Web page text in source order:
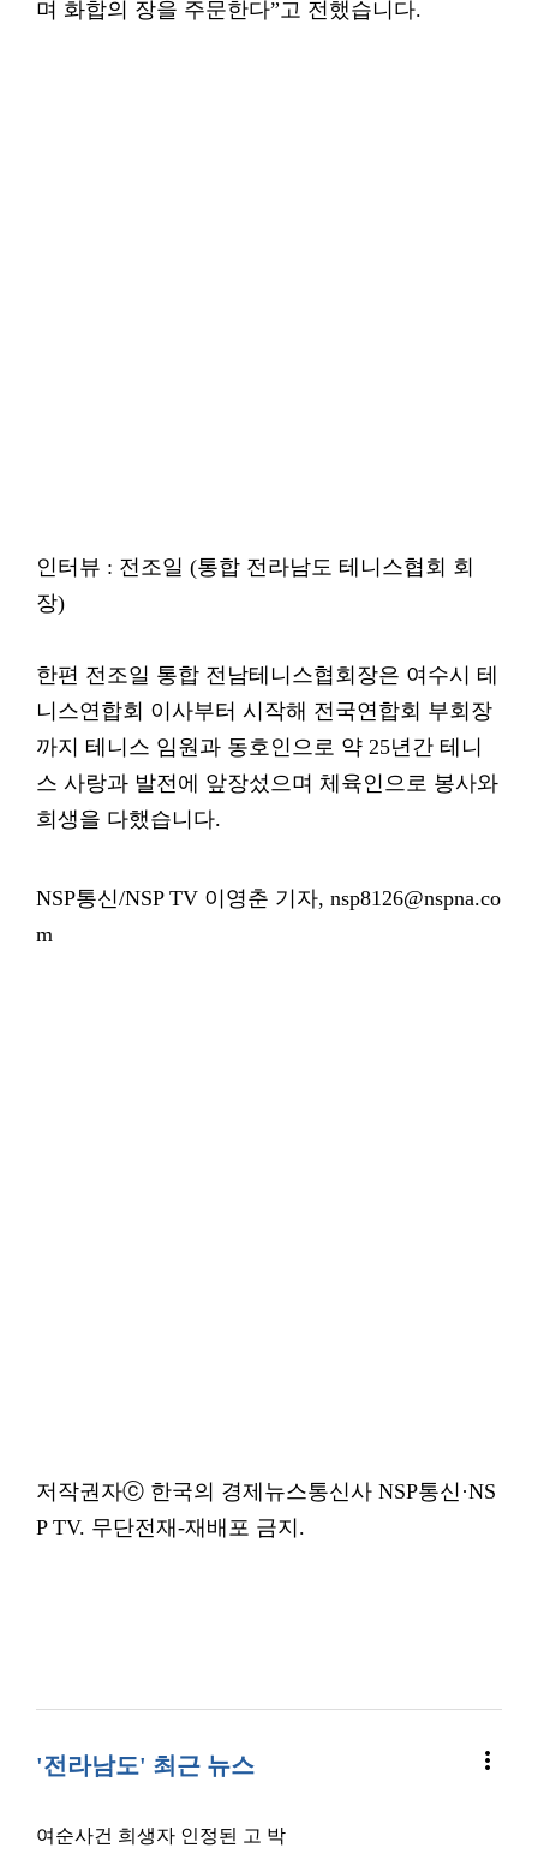
며 화합의 장을 주문한다”고 전했습니다.
인터뷰 : 전조일 (통합 전라남도 테니스협회 회
장)
한편 전조일 통합 전남테니스협회장은 여수시 테
니스연합회 이사부터 시작해 전국연합회 부회장
까지 테니스 임원과 동호인으로 약 25년간 테니
스 사랑과 발전에 앞장섰으며 체육인으로 봉사와
희생을 다했습니다.
NSP통신/NSP TV 이영춘 기자, nsp8126@nspna.co
m
저작권자ⓒ 한국의 경제뉴스통신사 NSP통신·NS
P TV. 무단전재-재배포 금지.
'전라남도' 최근 뉴스 more_vert
여순사건 희생자 인정된 고 박